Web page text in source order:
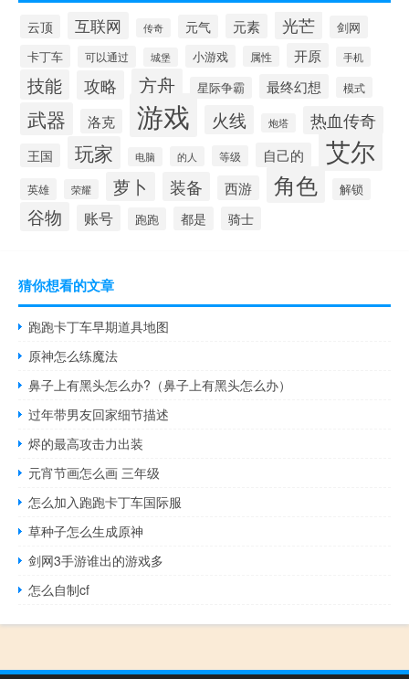
云顶 互联网 传奇 元气 元素 光芒
剑网
卡丁车
可以通过 城堡 小游戏 属性 开原 手机
技能 攻略 方舟 星际争霸 最终幻想 模式
武器 洛克 游戏 火线 炮塔 热血传奇
王国 玩家 电脑 的人 等级 自己的 艾尔
英雄 荣耀 萝卜 装备 西游 角色 解锁
谷物 账号 跑跑 都是 骑士
猜你想看的文章
跑跑卡丁车早期道具地图
原神怎么练魔法
鼻子上有黑头怎么办?（鼻子上有黑头怎么办）
过年带男友回家细节描述
烬的最高攻击力出装
元宵节画怎么画 三年级
怎么加入跑跑卡丁车国际服
草种子怎么生成原神
剑网3手游谁出的游戏多
怎么自制cf